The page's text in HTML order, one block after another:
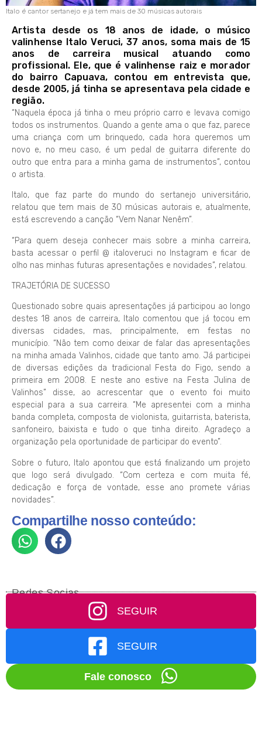
Italo é cantor sertanejo e já tem mais de 30 músicas autorais
Artista desde os 18 anos de idade, o músico
valinhense Italo Veruci, 37 anos, soma mais de 15
anos de carreira musical atuando como
profissional. Ele, que é valinhense raiz e morador
do bairro Capuava, contou em entrevista que,
desde 2005, já tinha se apresentava pela cidade e
região.
“Naquela época já tinha o meu próprio carro e levava comigo
todos os instrumentos. Quando a gente ama o que faz, parece
uma criança com um brinquedo, cada hora queremos um
novo e, no meu caso, é um pedal de guitarra diferente do
outro que entra para a minha gama de instrumentos”, contou
o artista.
Italo, que faz parte do mundo do sertanejo universitário,
relatou que tem mais de 30 músicas autorais e, atualmente,
está escrevendo a canção “Vem Nanar Nenêm”.
“Para quem deseja conhecer mais sobre a minha carreira,
basta acessar o perfil @ italoveruci no Instagram e ficar de
olho nas minhas futuras apresentações e novidades”, relatou.
TRAJETÓRIA DE SUCESSO
Questionado sobre quais apresentações já participou ao longo
destes 18 anos de carreira, Italo comentou que já tocou em
diversas cidades, mas, principalmente, em festas no
município. “Não tem como deixar de falar das apresentações
na minha amada Valinhos, cidade que tanto amo. Já participei
de diversas edições da tradicional Festa do Figo, sendo a
primeira em 2008. E neste ano estive na Festa Julina de
Valinhos” disse, ao acrescentar que o evento foi muito
especial para a sua carreira. “Me apresentei com a minha
banda completa, composta de violonista, guitarrista, baterista,
sanfoneiro, baixista e tudo o que tinha direito. Agradeço a
organização pela oportunidade de participar do evento”.
Sobre o futuro, Italo apontou que está finalizando um projeto
que logo será divulgado. “Com certeza e com muita fé,
dedicação e força de vontade, esse ano promete várias
novidades”.
Compartilhe nosso conteúdo:
Redes Socias
SEGUIR
SEGUIR
Fale conosco